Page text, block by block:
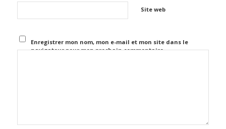
Site web
Enregistrer mon nom, mon e-mail et mon site dans le
navigateur pour mon prochain commentaire.